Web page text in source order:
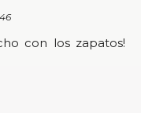
con los zapatos!